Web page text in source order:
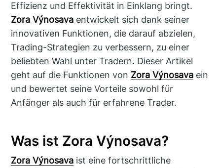
Effizienz und Effektivität in Einklang bringt.
Zora Výnosava entwickelt sich dank seiner
innovativen Funktionen, die darauf abzielen,
Trading-Strategien zu verbessern, zu einer
beliebten Wahl unter Tradern. Dieser Artikel
geht auf die Funktionen von Zora Výnosava ein
und bewertet seine Vorteile sowohl für
Anfänger als auch für erfahrene Trader.
Was ist Zora Výnosava?
Zora Výnosava ist eine fortschrittliche